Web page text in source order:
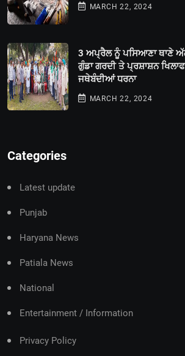
MARCH 22, 2024
3 ਅਪ੍ਰੈਲ ਨੂੰ ਪਸਿਆਣਾ ਥਾਣੇ
ਗੁੰਡਾ ਗਰਦੀ ਤੇ ਪ੍ਰਸ਼ਾਸ਼ਨ
ਜਥੇਬੰਦੀਆਂ ਧਰਨਾ
MARCH 22, 2024
Categories
Latest update
Punjab
Haryana News
Patiala News
National
Entertainment / Information
Privacy Policy